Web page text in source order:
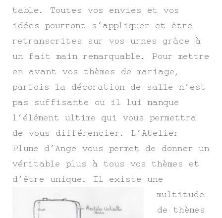
table. Toutes vos envies et vos
idées pourront s’appliquer et être
retranscrites sur vos urnes grâce à
un fait main remarquable. Pour mettre
en avant vos thèmes de mariage,
parfois la décoration de salle n’est
pas suffisante ou il lui manque
l’élément ultime qui vous permettra
de vous différencier. L’Atelier
Plume d’Ange vous permet de donner un
véritable plus à tous vos thèmes et
d’être unique. Il existe une
multitude
de thèmes